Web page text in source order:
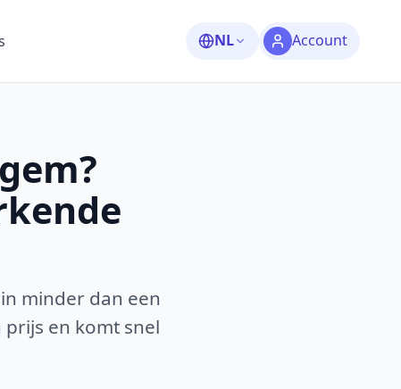
NL Account
minder dan een
en komt snel